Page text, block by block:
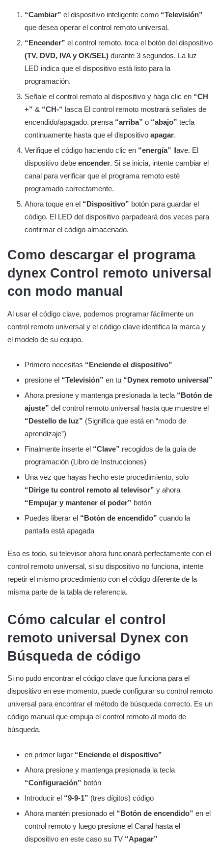
“Cambiar” el dispositivo inteligente como “Televisión”
que desea operar el control remoto universal.
“Encender” el control remoto, toca el botón del dispositivo
(TV, DVD, IVA y OK/SEL) durante 3 segundos. La luz
LED indica que el dispositivo está listo para la
programación.
Señale el control remoto al dispositivo y haga clic en “CH
+” & “CH-“ lasca El control remoto mostrará señales de
encendido/apagado. prensa “arriba” o “abajo” tecla
continuamente hasta que el dispositivo apagar.
Verifique el código haciendo clic en “energía” llave. El
dispositivo debe encender. Si se inicia, intente cambiar el
canal para verificar que el programa remoto esté
programado correctamente.
Ahora toque en el “Dispositivo” botón para guardar el
código. El LED del dispositivo parpadeará dos veces para
confirmar el código almacenado.
Como descargar el programa
dynex Control remoto universal
con modo manual
Al usar el código clave, podemos programar fácilmente un
control remoto universal y el código clave identifica la marca y
el modelo de su equipo.
Primero necesitas “Enciende el dispositivo”
presione el “Televisión” en tu “Dynex remoto universal”
Ahora presione y mantenga presionada la tecla “Botón de
ajuste” del control remoto universal hasta que muestre el
“Destello de luz” (Significa que está en “modo de
aprendizaje”)
Finalmente inserte el “Clave” recogidos de la guía de
programación (Libro de Instrucciones)
Una vez que hayas hecho este procedimiento, solo
“Dirige tu control remoto al televisor” y ahora
“Empujar y mantener el poder” botón
Puedes liberar el “Botón de encendido” cuando la
pantalla está apagada
Eso es todo, su televisor ahora funcionará perfectamente con el
control remoto universal, si su dispositivo no funciona, intente
repetir el mismo procedimiento con el código diferente de la
misma parte de la tabla de referencia.
Cómo calcular el control
remoto universal Dynex con
Búsqueda de código
Si no pudo encontrar el código clave que funciona para el
dispositivo en ese momento, puede configurar su control remoto
universal para encontrar el método de búsqueda correcto. Es un
código manual que empuja el control remoto al modo de
búsqueda.
en primer lugar “Enciende el dispositivo”
Ahora presione y mantenga presionada la tecla
“Configuración” botón
Introducir el “9-9-1” (tres dígitos) código
Ahora mantén presionado el “Botón de encendido” en el
control remoto y luego presione el Canal hasta el
dispositivo en este caso su TV “Apagar”